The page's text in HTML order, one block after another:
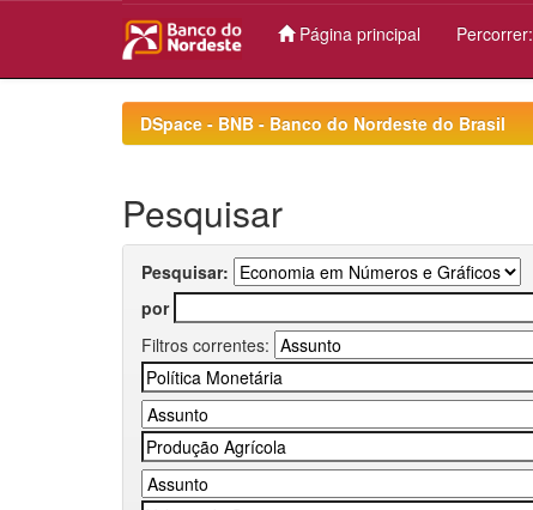
Página principal Percorrer:
DSpace - BNB - Banco do Nordeste do Brasil
Pesquisar
Pesquisar:
por
Filtros correntes: